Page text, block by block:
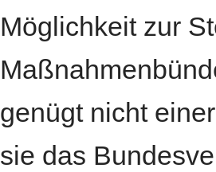
Möglichkeit zur
genügt nicht
sie das